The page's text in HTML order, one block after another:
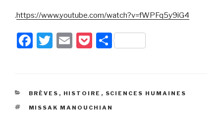
.https://www.youtube.com/watch?v=fWPFq5y9iG4
F
e
b
T
er
E
P
k
et
P
g
CATÉGORIES
BRÈVES , HISTOIRE , SCIENCES HUMAINES
ÉTIQUETTES
MISSAK MANOUCHIAN